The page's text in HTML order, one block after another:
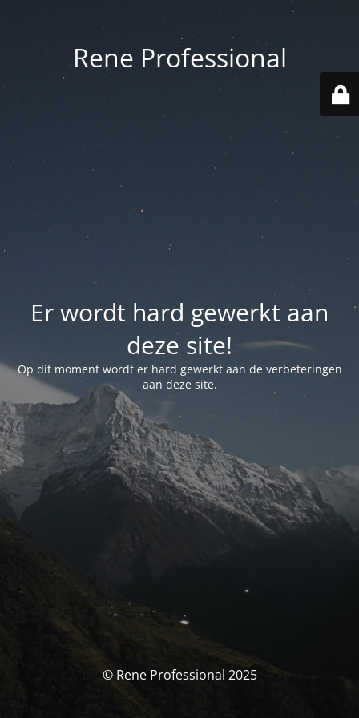
Rene Professional
Er wordt hard gewerkt aan
deze site!
Op dit moment wordt er hard gewerkt aan de verbeteringen
aan deze site.
© Rene Professional 2025